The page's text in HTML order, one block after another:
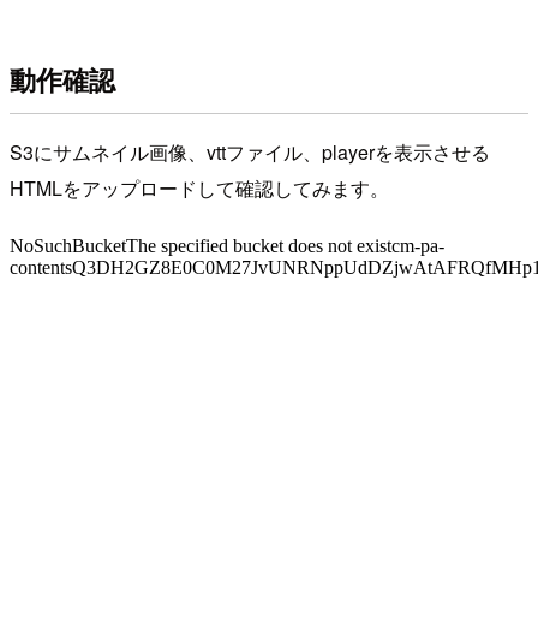
動作確認
S3にサムネイル画像、vttファイル、playerを表示させる
HTMLをアップロードして確認してみます。